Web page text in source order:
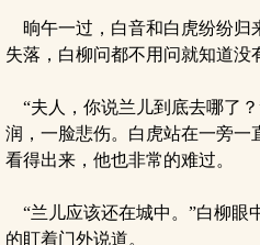
晌午一过，白音和白虎纷纷归
失落，白柳问都不用问就知道没
“夫人，你说兰儿到底去哪了
润，一脸悲伤。白虎站在一旁一
看得出来，他也非常的难过。
“兰儿应该还在城中。”白柳眼
的盯着门外说道。